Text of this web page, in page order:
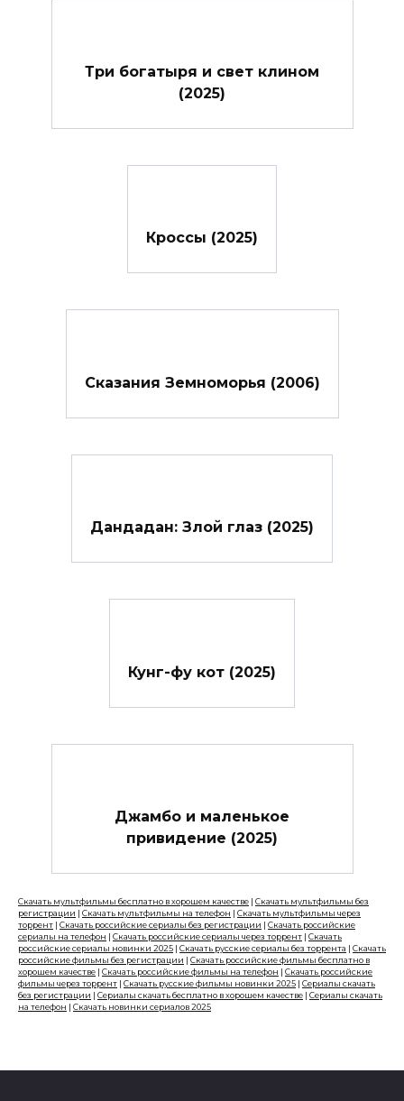
Три богатыря и свет клином
(2025)
Кроссы (2025)
Сказания Земноморья (2006)
Дандадан: Злой глаз (2025)
Кунг-фу кот (2025)
Джамбо и маленькое
привидение (2025)
Скачать мультфильмы бесплатно в хорошем качестве | Скачать мультфильмы без
регистрации | Скачать мультфильмы на телефон | Скачать мультфильмы через
торрент | Скачать российские сериалы без регистрации | Скачать российские
сериалы на телефон | Скачать российские сериалы через торрент | Скачать
российские сериалы новинки 2025 | Скачать русские сериалы без торрента | Скачать
российские фильмы без регистрации | Скачать российские фильмы бесплатно в
хорошем качестве | Скачать российские фильмы на телефон | Скачать российские
фильмы через торрент | Скачать русские фильмы новинки 2025 | Сериалы скачать
без регистрации | Сериалы скачать бесплатно в хорошем качестве | Сериалы скачать
на телефон | Скачать новинки сериалов 2025